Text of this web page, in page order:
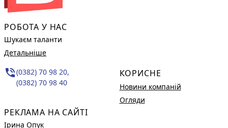
РОБОТА У НАС
Шукаєм таланти
Детальніше
phone_in_talk(0382) 70 98 20,
(0382) 70 98 40
РЕКЛАМА НА САЙТІ
Ірина Опук
КОРИСНЕ
Новини компаній
Огляди